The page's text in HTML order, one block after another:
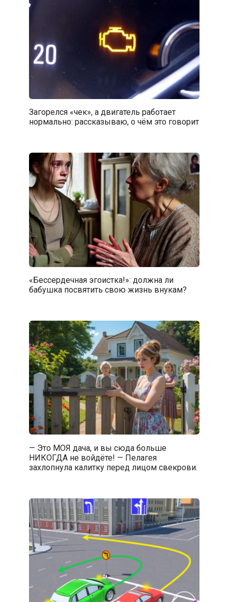
Загорелся «чек», а двигатель работает
нормально: рассказываю, о чём это говорит
«Бессердечная эгоистка!»: должна ли
бабушка посвятить свою жизнь внукам?
— Это МОЯ дача, и вы сюда больше
НИКОГДА не войдёте! — Пелагея
захлопнула калитку перед лицом свекрови.